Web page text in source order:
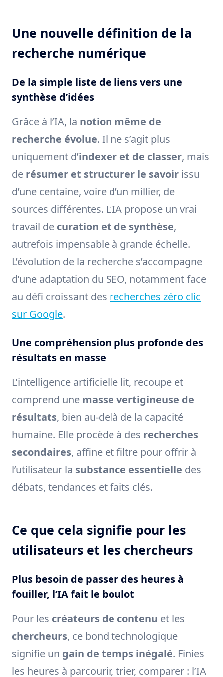
Une nouvelle définition de la
recherche numérique
De la simple liste de liens vers une
synthèse d’idées
Grâce à l’IA, la notion même de
recherche évolue. Il ne s’agit plus
uniquement d’indexer et de classer, mais
de résumer et structurer le savoir issu
d’une centaine, voire d’un millier, de
sources différentes. L’IA propose un vrai
travail de curation et de synthèse,
autrefois impensable à grande échelle.
L’évolution de la recherche s’accompagne
d’une adaptation du SEO, notamment face
au défi croissant des recherches zéro clic
sur Google.
Une compréhension plus profonde des
résultats en masse
L’intelligence artificielle lit, recoupe et
comprend une masse vertigineuse de
résultats, bien au-delà de la capacité
humaine. Elle procède à des recherches
secondaires, affine et filtre pour offrir à
l’utilisateur la substance essentielle des
débats, tendances et faits clés.
Ce que cela signifie pour les
utilisateurs et les chercheurs
Plus besoin de passer des heures à
fouiller, l’IA fait le boulot
Pour les créateurs de contenu et les
chercheurs, ce bond technologique
signifie un gain de temps inégalé. Finies
les heures à parcourir, trier, comparer : l’IA